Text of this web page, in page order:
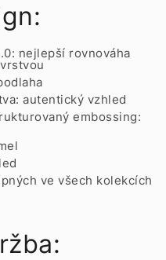
nejlepší rovnováha
autentický vzhled
embossing:
ve všech kolekcích